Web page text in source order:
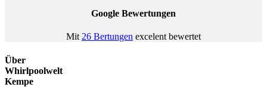
Google Bewertungen
Mit26 Bertungen excelent bewertet
Über
Whirlpoolwelt
Kempe